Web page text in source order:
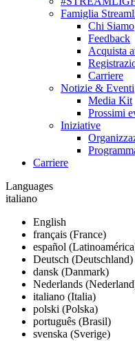
Famiglia
Chi Siamo
Feedback
Acquista
Carriere
Notizie & Eventi
Media Kit
Prossimi
Iniziative
Carriere
Languages
italiano
English
français (France)
español
Deutsch (Deutschland)
dansk (Danmark)
Nederlands
italiano (Italia)
polski (Polska)
português (Brasil)
svenska (Sverige)